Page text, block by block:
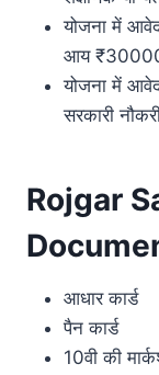
योजना में
आय
योजना में
सरकारी
Rojgar
आधार कार्ड
पैन कार्ड
10वी की